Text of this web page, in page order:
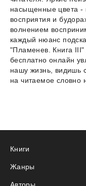
насыщенные цвета -
восприятия и
волнением
каждый нюанс
"Пламенев. Книга III"
бесплатно онлайн
нашу жизнь, видишь
на читаемое словно
Книги
Жанры